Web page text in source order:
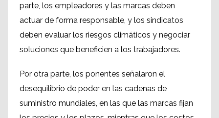
parte, los empleadores y las marcas deben
actuar de forma responsable, y los sindicatos
deben evaluar los riesgos climáticos y negociar
soluciones que beneficien a los trabajadores.
Por otra parte, los ponentes señalaron el
desequilibrio de poder en las cadenas de
suministro mundiales, en las que las marcas fijan